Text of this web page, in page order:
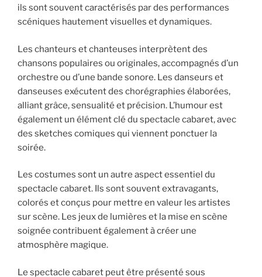
ils sont souvent caractérisés par des performances
scéniques hautement visuelles et dynamiques.
Les chanteurs et chanteuses interprètent des
chansons populaires ou originales, accompagnés d’un
orchestre ou d’une bande sonore. Les danseurs et
danseuses exécutent des chorégraphies élaborées,
alliant grâce, sensualité et précision. L’humour est
également un élément clé du spectacle cabaret, avec
des sketches comiques qui viennent ponctuer la
soirée.
Les costumes sont un autre aspect essentiel du
spectacle cabaret. Ils sont souvent extravagants,
colorés et conçus pour mettre en valeur les artistes
sur scène. Les jeux de lumières et la mise en scène
soignée contribuent également à créer une
atmosphère magique.
Le spectacle cabaret peut être présenté sous